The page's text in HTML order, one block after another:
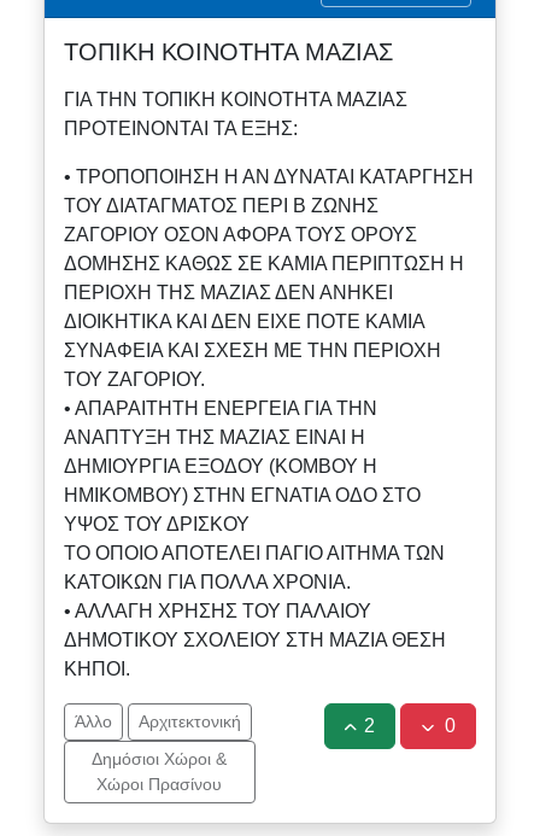
ΤΟΠΙΚΗ ΚΟΙΝΟΤΗΤΑ ΜΑΖΙΑΣ
ΓΙΑ ΤΗΝ ΤΟΠΙΚΗ ΚΟΙΝΟΤΗΤΑ ΜΑΖΙΑΣ
ΠΡΟΤΕΙΝΟΝΤΑΙ ΤΑ ΕΞΗΣ:
• ΤΡΟΠΟΠΟΙΗΣΗ Η ΑΝ ΔΥΝΑΤΑΙ ΚΑΤΑΡΓΗΣΗ
ΤΟΥ ΔΙΑΤΑΓΜΑΤΟΣ ΠΕΡΙ Β ΖΩΝΗΣ
ΖΑΓΟΡΙΟΥ ΟΣΟΝ ΑΦΟΡΑ ΤΟΥΣ ΟΡΟΥΣ
ΔΟΜΗΣΗΣ ΚΑΘΩΣ ΣΕ ΚΑΜΙΑ ΠΕΡΙΠΤΩΣΗ Η
ΠΕΡΙΟΧΗ ΤΗΣ ΜΑΖΙΑΣ ΔΕΝ ΑΝΗΚΕΙ
ΔΙΟΙΚΗΤΙΚΑ ΚΑΙ ΔΕΝ ΕΙΧΕ ΠΟΤΕ ΚΑΜΙΑ
ΣΥΝΑΦΕΙΑ ΚΑΙ ΣΧΕΣΗ ΜΕ ΤΗΝ ΠΕΡΙΟΧΗ
ΤΟΥ ΖΑΓΟΡΙΟΥ.
• ΑΠΑΡΑΙΤΗΤΗ ΕΝΕΡΓΕΙΑ ΓΙΑ ΤΗΝ
ΑΝΑΠΤΥΞΗ ΤΗΣ ΜΑΖΙΑΣ ΕΙΝΑΙ Η
ΔΗΜΙΟΥΡΓΙΑ ΕΞΟΔΟΥ (ΚΟΜΒΟΥ Η
ΗΜΙΚΟΜΒΟΥ) ΣΤΗΝ ΕΓΝΑΤΙΑ ΟΔΟ ΣΤΟ
ΥΨΟΣ ΤΟΥ ΔΡΙΣΚΟΥ
ΤΟ ΟΠΟΙΟ ΑΠΟΤΕΛΕΙ ΠΑΓΙΟ ΑΙΤΗΜΑ ΤΩΝ
ΚΑΤΟΙΚΩΝ ΓΙΑ ΠΟΛΛΑ ΧΡΟΝΙΑ.
• ΑΛΛΑΓΗ ΧΡΗΣΗΣ ΤΟΥ ΠΑΛΑΙΟΥ
ΔΗΜΟΤΙΚΟΥ ΣΧΟΛΕΙΟΥ ΣΤΗ ΜΑΖΙΑ ΘΕΣΗ
ΚΗΠΟΙ.
Άλλο
Αρχιτεκτονική
Δημόσιοι Χώροι &
Χώροι Πρασίνου
2 0